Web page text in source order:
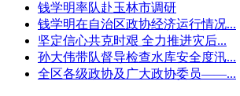
钱学明率队赴玉林市调研
钱学明在自治区政协经济运行情况...
坚定信心共克时艰 全力推进灾后...
孙大伟带队督导检查水库安全度汛...
全区各级政协及广大政协委员——...